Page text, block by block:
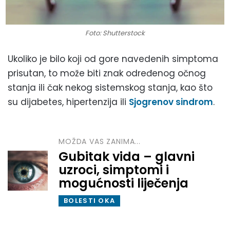
Foto: Shutterstock
Ukoliko je bilo koji od gore navedenih simptoma
prisutan, to može biti znak određenog očnog
stanja ili čak nekog sistemskog stanja, kao što
su dijabetes, hipertenzija ili Sjogrenov sindrom.
MOŽDA VAS ZANIMA...
Gubitak vida – glavni
uzroci, simptomi i
mogućnosti liječenja
BOLESTI OKA